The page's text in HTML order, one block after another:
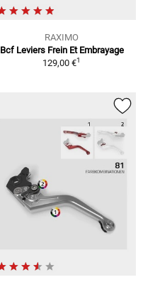
RAXIMO
Bcf Leviers Frein Et Embrayage
129,00 €1